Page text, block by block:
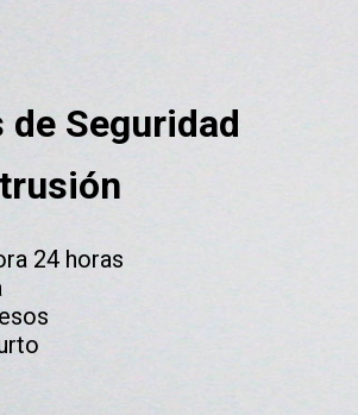
Seguridad
24 horas